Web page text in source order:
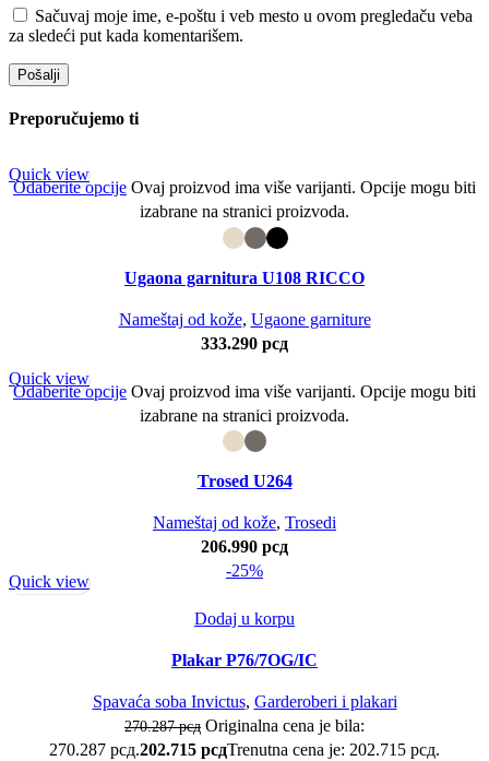
Sačuvaj moje ime, e-poštu i veb mesto u ovom pregledaču veba
za sledeći put kada komentarišem.
Preporučujemo ti
Quick view
Odaberite opcije Ovaj proizvod ima više varijanti. Opcije mogu biti
izabrane na stranici proizvoda.
Ugaona garnitura U108 RICCO
Nameštaj od kože, Ugaone garniture
333.290 рсд
Quick view
Odaberite opcije Ovaj proizvod ima više varijanti. Opcije mogu biti
izabrane na stranici proizvoda.
Trosed U264
Nameštaj od kože, Trosedi
206.990 рсд
-25%
Quick view
Dodaj u korpu
Plakar P76/7OG/IC
Spavaća soba Invictus, Garderoberi i plakari
270.287рсд Originalna cena je bila:
270.287 рсд.202.715 рсдTrenutna cena je: 202.715 рсд.